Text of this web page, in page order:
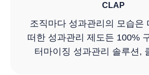
CLAP
조직마다 성과관리의 모습은
떠한 성과관리 제도든 100%
터마이징 성과관리 솔루션,